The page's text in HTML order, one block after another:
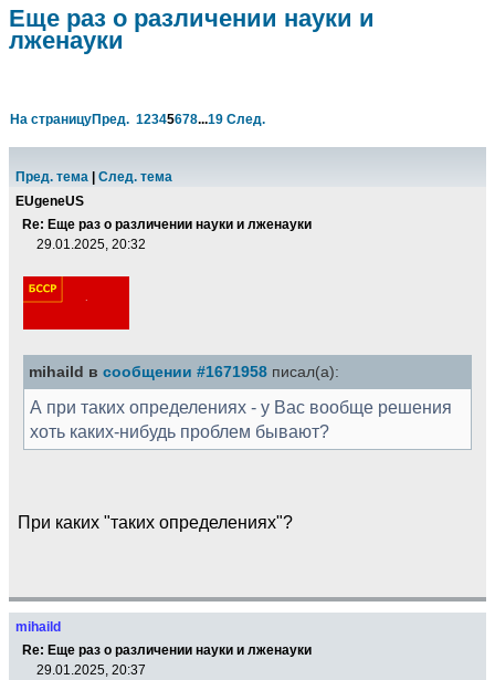
Еще раз о различении науки и
лженауки
На страницуПред. 12345678...19 След.
Пред. тема
След. тема
EUgeneUS
Re: Еще раз о различении науки и лженауки
29.01.2025, 20:32
mihaild в сообщении #1671958 писал(а):
А при таких определениях - у Вас вообще решения
хоть каких-нибудь проблем бывают?
При каких "таких определениях"?
mihaild
Re: Еще раз о различении науки и лженауки
29.01.2025, 20:37